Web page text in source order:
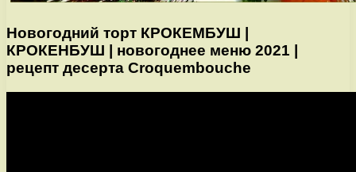
Новогодний торт КРОКЕМБУШ |
КРОКЕНБУШ | новогоднее меню 2021 |
рецепт десерта Croquembouche